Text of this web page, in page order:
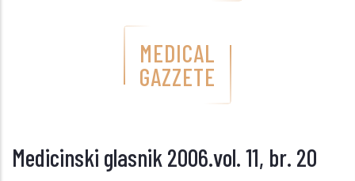
MEDICAL
GAZZETE
Medicinski glasnik 2006.vol. 11, br. 20